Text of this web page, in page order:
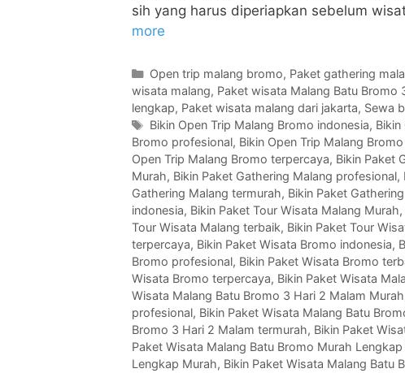
sih yang harus diperiapkan sebelum
more
Open trip malang bromo, Paket gathering
wisata malang, Paket wisata Malang Batu Bromo
lengkap, Paket wisata malang dari jakarta, Sewa
Bikin Open Trip Malang Bromo indonesia,
Bromo profesional, Bikin Open Trip Malang
Open Trip Malang Bromo terpercaya, Bikin Paket
Murah, Bikin Paket Gathering Malang profesional,
Gathering Malang termurah, Bikin Paket
indonesia, Bikin Paket Tour Wisata Malang Murah,
Tour Wisata Malang terbaik, Bikin Paket Tour
terpercaya, Bikin Paket Wisata Bromo indonesia,
Bromo profesional, Bikin Paket Wisata Bromo
Wisata Bromo terpercaya, Bikin Paket Wisata
Wisata Malang Batu Bromo 3 Hari 2 Malam Murah
profesional, Bikin Paket Wisata Malang Batu
Bromo 3 Hari 2 Malam termurah, Bikin Paket
Paket Wisata Malang Batu Bromo Murah
Lengkap Murah, Bikin Paket Wisata Malang Batu